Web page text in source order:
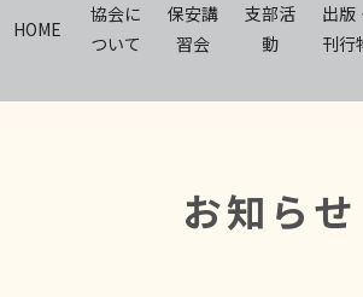
HOME
協会に
ついて
保安講
習会
支部活
動
出版
刊行
お知らせ